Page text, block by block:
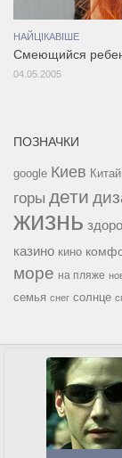
НАЙЦІКАВІШЕ
Смеющийся
04.05.2005
ПОЗНАЧКИ
google Киев Китай
горы дети
жизнь
казино кино
море на пляже
семья снег солнце